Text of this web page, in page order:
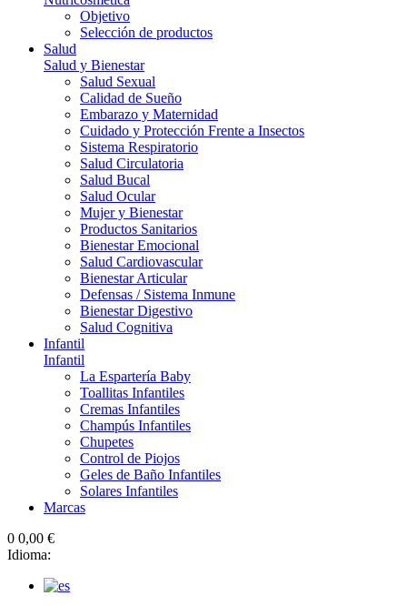
Objetivo
Selección de productos
Salud
Salud y Bienestar
Salud Sexual
Calidad de Sueño
Embarazo y Maternidad
Cuidado y Protección Frente a Insectos
Sistema Respiratorio
Salud Circulatoria
Salud Bucal
Salud Ocular
Mujer y Bienestar
Productos Sanitarios
Bienestar Emocional
Salud Cardiovascular
Bienestar Articular
Defensas / Sistema Inmune
Bienestar Digestivo
Salud Cognitiva
Infantil
Infantil
La Espartería Baby
Toallitas Infantiles
Cremas Infantiles
Champús Infantiles
Chupetes
Control de Piojos
Geles de Baño Infantiles
Solares Infantiles
Marcas
0 0,00 €
Idioma: